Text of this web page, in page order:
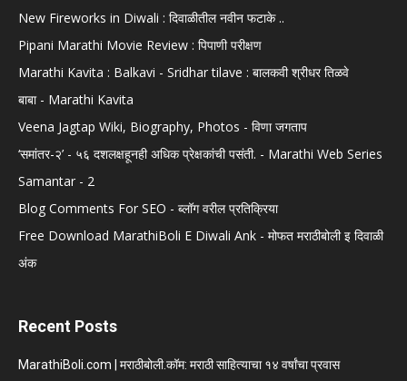
New Fireworks in Diwali : दिवाळीतील नवीन फटाके ..
Pipani Marathi Movie Review : पिपाणी परीक्षण
Marathi Kavita : Balkavi - Sridhar tilave : बालकवी श्रीधर तिळवे
बाबा - Marathi Kavita
Veena Jagtap Wiki, Biography, Photos - विणा जगताप
‘समांतर-२’ - ५६ दशलक्षहूनही अधिक प्रेक्षकांची पसंती. - Marathi Web Series
Samantar - 2
Blog Comments For SEO - ब्लॉग वरील प्रतिक्रिया
Free Download MarathiBoli E Diwali Ank - मोफत मराठीबोली इ दिवाळी
अंक
Recent Posts
MarathiBoli.com | मराठीबोली.कॉम: मराठी साहित्याचा १४ वर्षांचा प्रवास